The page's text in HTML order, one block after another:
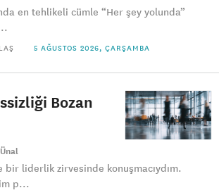
en tehlikeli cümle “Her şey yolunda”
5 AĞUSTOS 2026, ÇARŞAMBA
Bozan
bir liderlik zirvesinde konuşmacıydım.
p...